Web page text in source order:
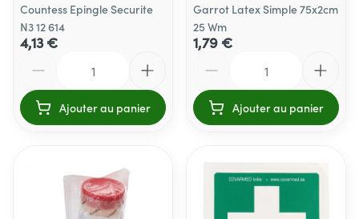
Countess Epingle Securite
N3 12 614
4,13 €
Ajouter au panier
Garrot Latex Simple 75x2cm
25 Wm
1,79 €
Ajouter au panier